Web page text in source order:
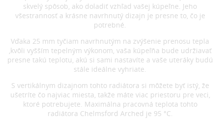
skvelý spôsob, ako doladiť vzhľad vašej kúpeľne. Jeho
všestrannosť a krásne navrhnutý dizajn je presne to, čo je
potrebné.
Vďaka 25 mm tyčiam navrhnutým na zvýšenie prenosu tepla
,kvôli vyšším tepelným výkonom, vaša kúpeľňa bude udržiavať
presne takú teplotu, akú si sami nastavíte a vaše uteráky budú
stále ideálne vyhriate.
S vertikálnym dizajnom tohto radiátora si môžete byť istý, že
ušetríte čo najviac miesta, takže máte viac priestoru pre veci,
ktoré potrebujete. Maximálna pracovná teplota tohto
radiátora Chelmsford Arched je 95 °C.